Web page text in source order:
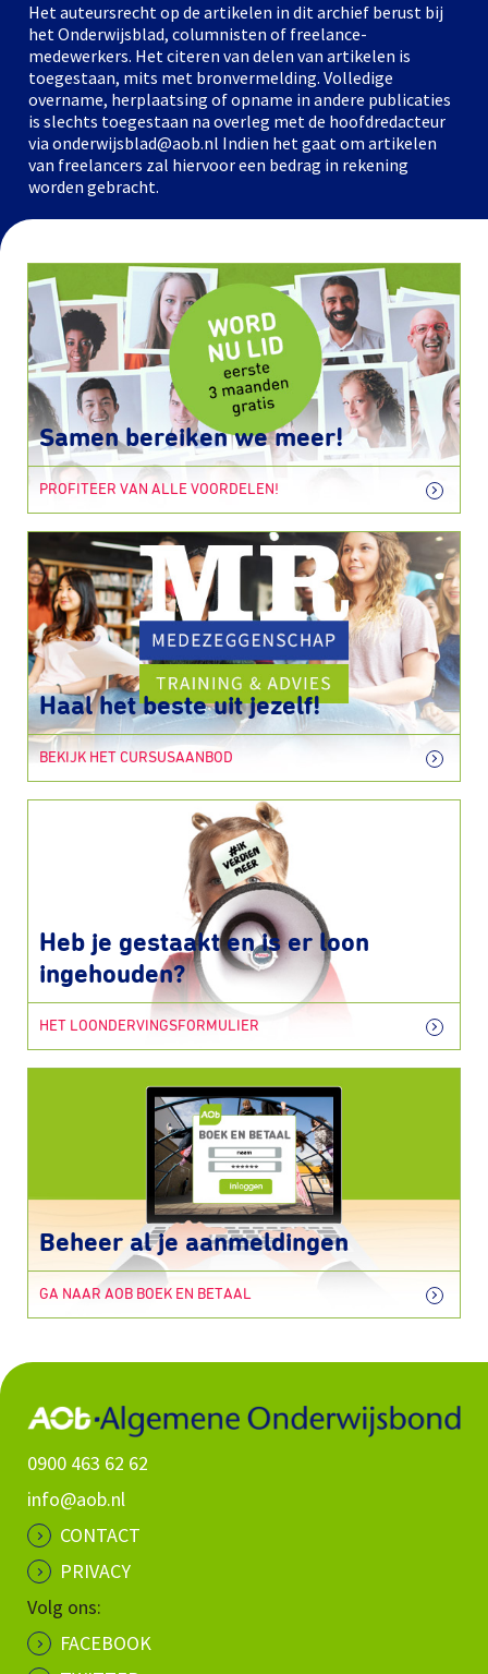
Het auteursrecht op de artikelen in dit archief berust bij
het Onderwijsblad, columnisten of freelance-
medewerkers. Het citeren van delen van artikelen is
toegestaan, mits met bronvermelding. Volledige
overname, herplaatsing of opname in andere publicaties
is slechts toegestaan na overleg met de hoofdredacteur
via onderwijsblad@aob.nl Indien het gaat om artikelen
van freelancers zal hiervoor een bedrag in rekening
worden gebracht.
Samen bereiken we meer!
PROFITEER VAN ALLE VOORDELEN!
Haal het beste uit jezelf!
BEKIJK HET CURSUSAANBOD
Heb je gestaakt en is er loon
ingehouden?
HET LOONDERVINGSFORMULIER
Beheer al je aanmeldingen
GA NAAR AOB BOEK EN BETAAL
0900 463 62 62
info@aob.nl
CONTACT
PRIVACY
Volg ons:
FACEBOOK